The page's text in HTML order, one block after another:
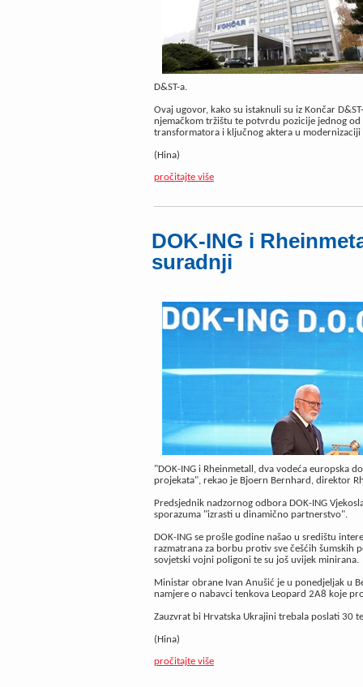
D&ST-a.
Ovaj ugovor, kako su istaknuli su iz Končar
njemačkom tržištu te potvrdu pozicije jednog
transformatora i ključnog aktera u
(Hina)
pročitajte više
DOK-ING i
suradnji
"DOK-ING i Rheinmetall, dva vodeća europska
projekata", rekao je Bjoern Bernhard, direktor
Predsjednik nadzornog odbora DOK-ING
sporazuma "izrasti u dinamično partnerstvo".
DOK-ING se prošle godine našao u središtu
razmatrana za borbu protiv sve češćih šumskih
sovjetski vojni poligoni te su još uvijek minirana.
Ministar obrane Ivan Anušić je u ponedjeljak u
namjere o nabavci tenkova Leopard 2A8 koje
Zauzvrat bi Hrvatska Ukrajini trebala poslati 30
(Hina)
pročitajte više